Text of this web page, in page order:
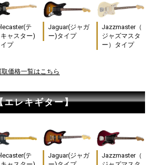
テ
キャスター)
プ
Jaguar(ジャガ
ー)タイプ
Jazzmaster（
ジャズマスタ
ー）タイプ
価格一覧はこちら
レキギター】
テ
Jaguar(ジャガ
Jazzmaster（